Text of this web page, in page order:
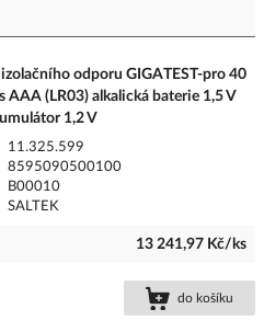
odporu GIGATEST-pro 40
AAA (LR03) alkalická baterie 1,5 V
1,2 V
11.325.599
8595090500100
B00010
SALTEK
13 241,97 Kč/ks
do košíku